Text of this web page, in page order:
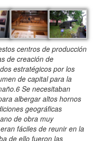
centros de producción
de creación de
estratégicos por los
de capital para la
Se necesitaban
albergar altos hornos
geográficas
de obra muy
fáciles de reunir en la
de ello fueron las